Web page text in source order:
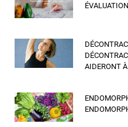
AIDERONT